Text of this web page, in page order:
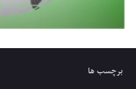
برچسب ها